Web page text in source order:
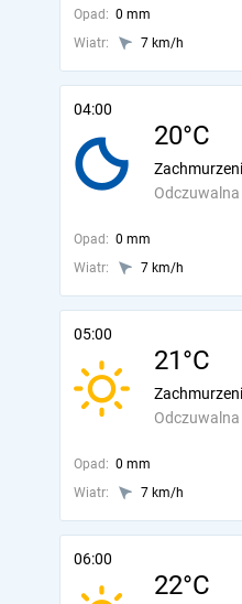
Opad: 0 mm
Wiatr:
7 km/h
04:00
20°C
Odczuwalna
Opad: 0 mm
Wiatr:
7 km/h
05:00
21°C
Odczuwalna
Opad: 0 mm
Wiatr:
7 km/h
06:00
22°C